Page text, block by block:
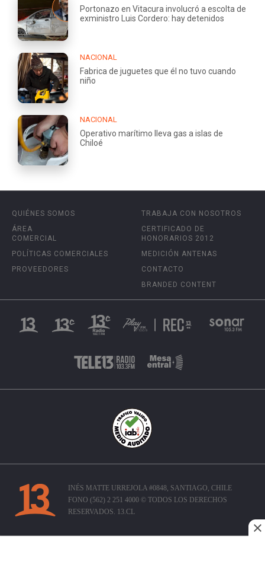
Portonazo en Vitacura involucró a escolta de
exministro Luis Cordero: hay detenidos
NACIONAL
Fabrica de juguetes que él no tuvo cuando
niño
NACIONAL
Operativo marítimo lleva gas a islas de
Chiloé
QUIÉNES SOMOS
ÁREA
COMERCIAL
POLÍTICAS COMERCIALES
PROVEEDORES
TRABAJA CON NOSOTROS
CERTIFICADO DE
HONORARIOS 2012
MEDICIÓN ANTENAS
CONTACTO
BRANDED CONTENT
INÉS MATTE URREJOLA #0848, SANTIAGO, CHILE
FONO (562) 2 251 4000 © TODOS LOS DERECHOS
RESERVADOS. 13.CL